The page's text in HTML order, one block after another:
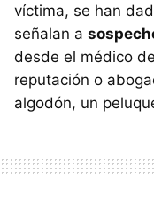
víctima, se han
señalan a
desde el médico
reputación o
algodón, un